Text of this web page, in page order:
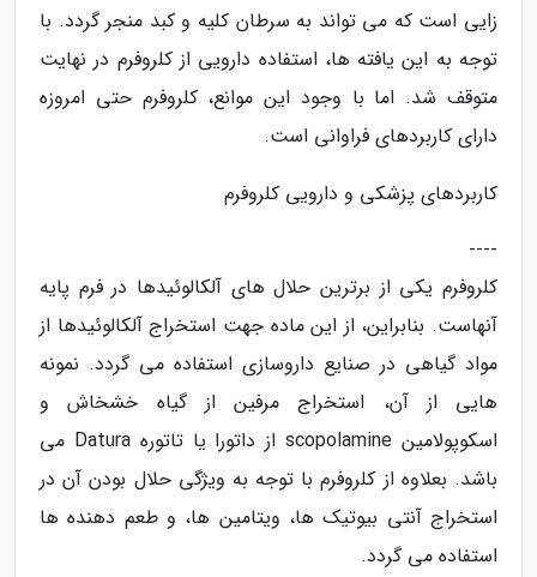
زایی است که می تواند به سرطان کلیه و کبد منجر گردد. با
توجه به این یافته ها، استفاده دارویی از کلروفرم در نهایت
متوقف شد. اما با وجود این موانع، کلروفرم حتی امروزه
دارای کاربردهای فراوانی است.
کاربردهای پزشکی و دارویی کلروفرم
----
کلروفرم یکی از برترین حلال های آلکالوئیدها در فرم پایه
آنهاست. بنابراین، از این ماده جهت استخراج آلکالوئیدها از
مواد گیاهی در صنایع داروسازی استفاده می گردد. نمونه
هایی از آن، استخراج مرفین از گیاه خشخاش و
اسکوپولامین scopolamine از داتورا یا تاتوره Datura می
باشد. بعلاوه از کلروفرم با توجه به ویژگی حلال بودن آن در
استخراج آنتی بیوتیک ها، ویتامین ها، و طعم دهنده ها
استفاده می گردد.